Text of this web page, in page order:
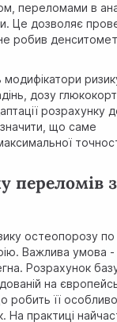
переломами в
Це дозволяє
робив
дозу
розрахунку
що саме
переломів з
остеопорозу по
Важлива умова -
Розрахунок
на
робить її
На практиці